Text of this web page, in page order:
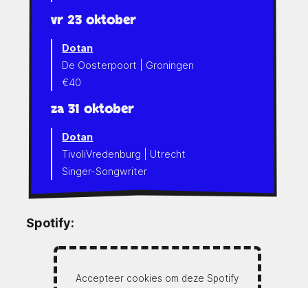
vr 23 oktober
Dotan
De Oosterpoort | Groningen
€40
za 31 oktober
Dotan
TivoliVredenburg | Utrecht
Singer-Songwriter
Spotify:
Accepteer cookies om deze Spotify